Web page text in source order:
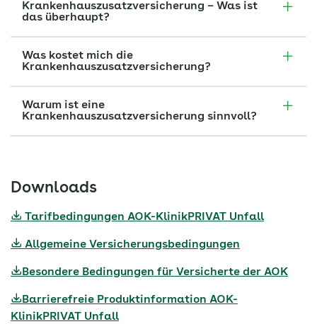
Krankenhauszusatzversicherung – Was ist
das überhaupt?
Was kostet mich die
Krankenhauszusatzversicherung?
Warum ist eine
Krankenhauszusatzversicherung sinnvoll?
Downloads
Tarifbedingungen AOK-KlinikPRIVAT Unfall
Allgemeine Versicherungsbedingungen
Besondere Bedingungen für Versicherte der AOK
Barrierefreie Produktinformation AOK-
KlinikPRIVAT Unfall